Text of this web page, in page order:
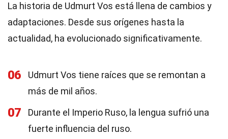
La historia de Udmurt Vos está llena de cambios y
adaptaciones. Desde sus orígenes hasta la
actualidad, ha evolucionado significativamente.
06
Udmurt Vos tiene raíces que se remontan a
más de mil años.
07
Durante el Imperio Ruso, la lengua sufrió una
fuerte influencia del ruso.